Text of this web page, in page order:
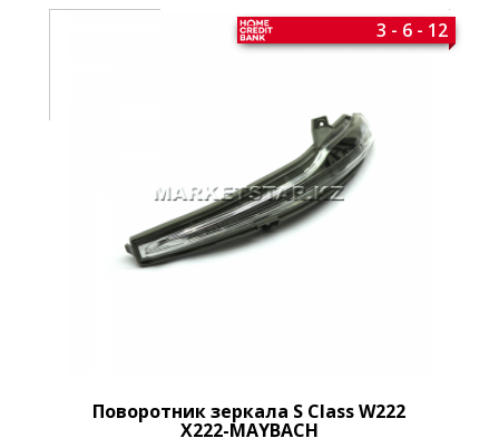
Поворотник зеркала S Class W222
X222-MAYBACH
3 - 6 - 12